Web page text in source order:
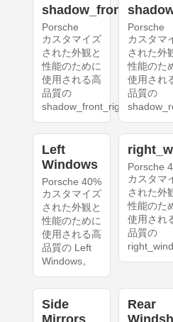
shadow_front_right
Porsche
カスタマイズ
された外観と
性能のために
使用される高
品質の
shadow_front_right。
Porsche
カスタマ
された外
性能のた
使用され
品質の
Left
Windows
Porsche 40%
カスタマイズ
された外観と
性能のために
使用される高
品質の Left
Windows。
Porsche
カスタマ
された外
性能のた
使用され
品質の
Side
Rear